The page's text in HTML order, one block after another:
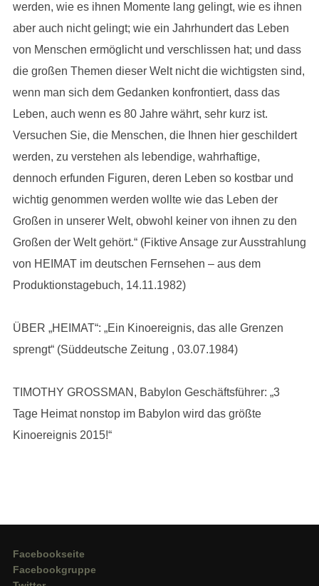
werden, wie es ihnen Momente lang gelingt, wie es ihnen
aber auch nicht gelingt; wie ein Jahrhundert das Leben
von Menschen ermöglicht und verschlissen hat; und dass
die großen Themen dieser Welt nicht die wichtigsten sind,
wenn man sich dem Gedanken konfrontiert, dass das
Leben, auch wenn es 80 Jahre währt, sehr kurz ist.
Versuchen Sie, die Menschen, die Ihnen hier geschildert
werden, zu verstehen als lebendige, wahrhaftige,
dennoch erfunden Figuren, deren Leben so kostbar und
wichtig genommen werden wollte wie das Leben der
Großen in unserer Welt, obwohl keiner von ihnen zu den
Großen der Welt gehört.“ (Fiktive Ansage zur Ausstrahlung
von HEIMAT im deutschen Fernsehen – aus dem
Produktionstagebuch, 14.11.1982)
ÜBER „HEIMAT“: „Ein Kinoereignis, das alle Grenzen
sprengt“ (Süddeutsche Zeitung , 03.07.1984)
TIMOTHY GROSSMAN, Babylon Geschäftsführer: „3
Tage Heimat nonstop im Babylon wird das größte
Kinoereignis 2015!“
Facebookseite
Facebookgruppe